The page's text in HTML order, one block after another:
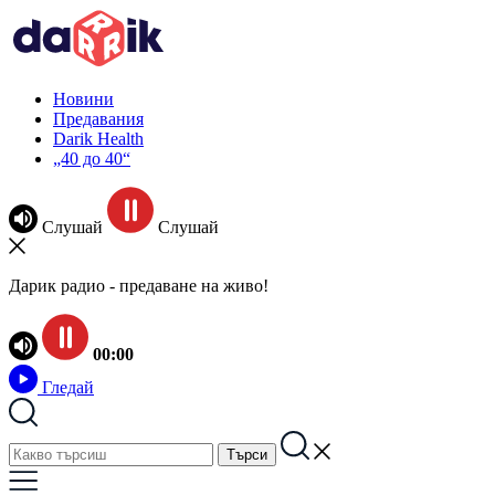
Новини
Предавания
Darik Health
„40 до 40“
Слушай Слушай
Дарик радио - предаване на живо!
00:00
Гледай